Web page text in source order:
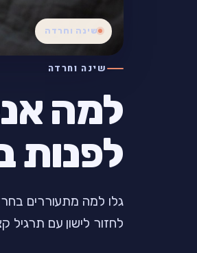
שינה וחרדה
לפנות
לחזור לישון עם
שינה וחרדה